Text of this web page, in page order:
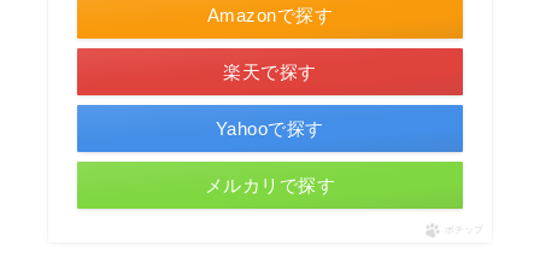
Amazonで探す
楽天で探す
Yahooで探す
メルカリで探す
ポチップ